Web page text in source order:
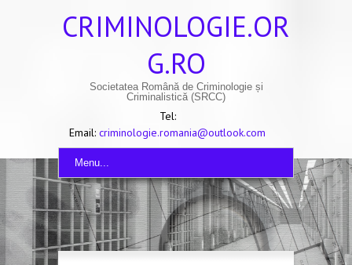
CRIMINOLOGIE.OR
G.RO
Societatea Română de Criminologie și
Criminalistică (SRCC)
Tel:
Email: criminologie.romania@outlook.com
Menu...